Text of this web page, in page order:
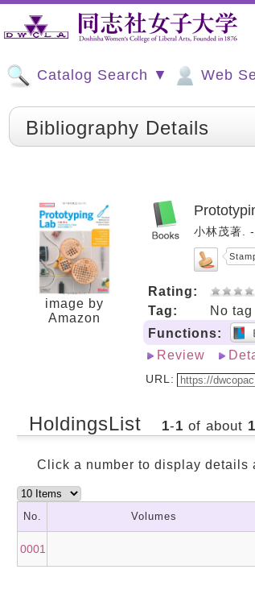
Catalog Search ▼ Web
Bibliography Details
image by
Amazon
小林茂著.
Rating:
Tag:
No
Functions:
Review
URL:
HoldingsList 1-1 of about 1
Click a number to display details
No. Volumes
0001